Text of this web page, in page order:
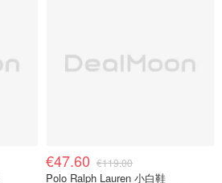
€47.60 €119.00
Polo Ralph Lauren 小白鞋